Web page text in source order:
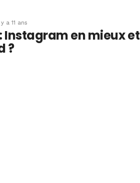
a 11 ans
Instagram en mieux et
?